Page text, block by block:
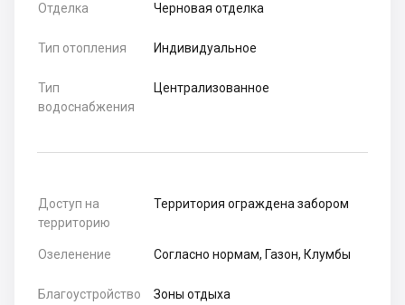
Отделка Черновая отделка
Тип отопления Индивидуальное
Тип
водоснабжения
Централизованное
Доступ на
территорию
Территория ограждена забором
Озеленение Согласно нормам, Газон, Клумбы
Благоустройство
Зоны отдыха